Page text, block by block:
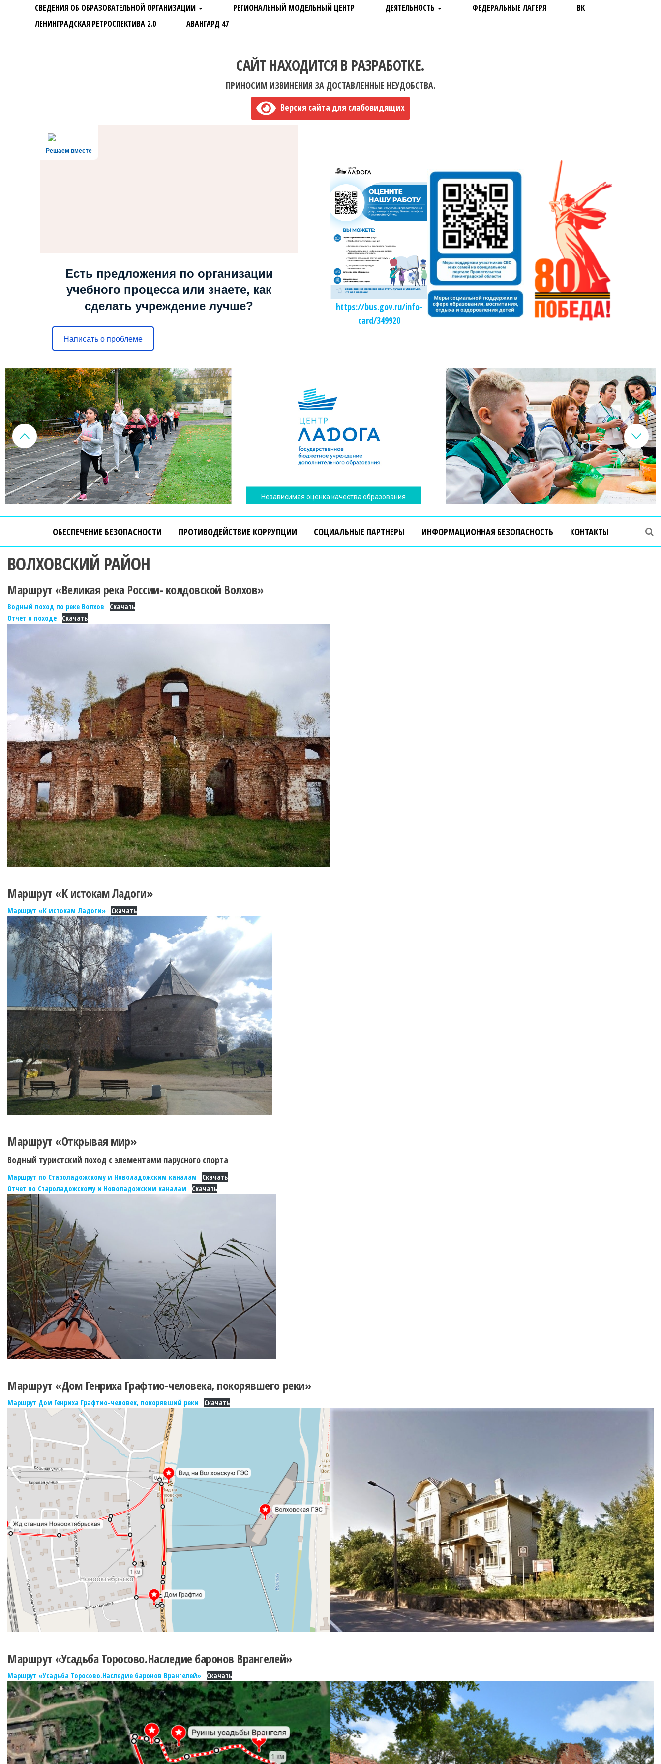
СВЕДЕНИЯ ОБ ОБРАЗОВАТЕЛЬНОЙ ОРГАНИЗАЦИИ РЕГИОНАЛЬНЫЙ МОДЕЛЬНЫЙ ЦЕНТР ДЕЯТЕЛЬНОСТЬ ФЕДЕРАЛЬНЫЕ ЛАГЕРЯ
ВК
ЛЕНИНГРАДСКАЯ РЕТРОСПЕКТИВА 2.0
АВАНГАРД 47
САЙТ НАХОДИТСЯ В РАЗРАБОТКЕ.
ПРИНОСИМ ИЗВИНЕНИЯ ЗА ДОСТАВЛЕННЫЕ НЕУДОБСТВА.
Версия сайта для слабовидящих
Решаем вместе
Есть предложения по организации
учебного процесса или знаете, как
сделать учреждение лучше?
Написать о проблеме
https://bus.gov.ru/info-
card/349920
Независимая оценка качества образования
ОБЕСПЕЧЕНИЕ БЕЗОПАСНОСТИ ПРОТИВОДЕЙСТВИЕ КОРРУПЦИИ СОЦИАЛЬНЫЕ ПАРТНЕРЫ ИНФОРМАЦИОННАЯ БЕЗОПАСНОСТЬ КОНТАКТЫ
ВОЛХОВСКИЙ РАЙОН
Маршрут «Великая река России- колдовской Волхов»
Водный поход по реке Волхов
Скачать
Отчет о походе
Скачать
Маршрут «К истокам Ладоги»
Маршрут «К истокам Ладоги» Скачать
Маршрут «Открывая мир»
Водный туристский поход с элементами парусного спорта
Маршрут по Староладожскому и Новоладожским каналам
Скачать
Отчет по Староладожскому и Новоладожским каналам
Скачать
Маршрут «Дом Генриха Графтио-человека, покорявшего реки»
Маршрут Дом Генриха Графтио-человек, покорявший реки Скачать
Маршрут «Усадьба Торосово.Наследие баронов Врангелей»
Маршрут «Усадьба Торосово.Наследие баронов Врангелей» Скачать